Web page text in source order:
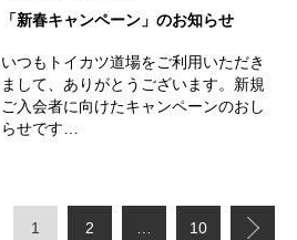
「新春キャンペーン」のお知らせ
いつもトイカツ道場をご利用いただき
まして、ありがとうございます。新規
ご入会者に向けたキャンペーンのおし
らせです…
1 2 10